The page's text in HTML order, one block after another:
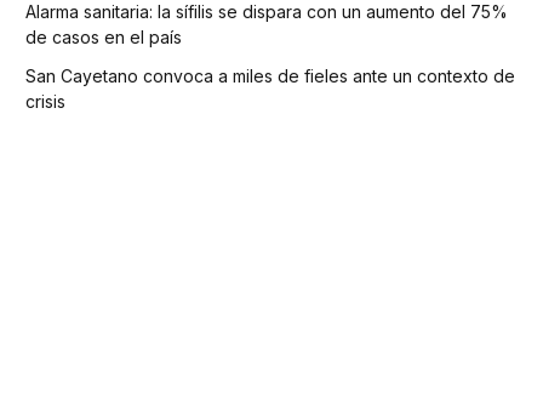
Alarma sanitaria: la sífilis se dispara con un aumento del 75%
de casos en el país
San Cayetano convoca a miles de fieles ante un contexto de
crisis